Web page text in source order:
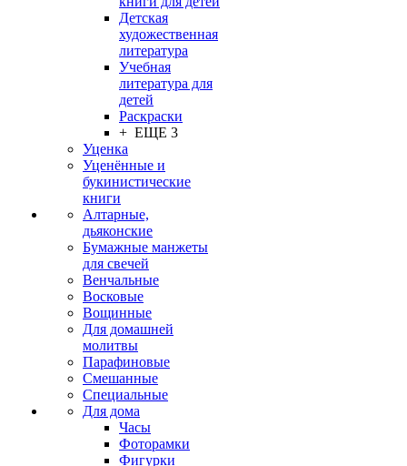
Детская
художественная
литература
Учебная
литература для
детей
Раскраски
+ ЕЩЕ 3
Уценка
Уценённые и
букинистические
книги
Алтарные,
дьяконские
Бумажные манжеты
для свечей
Венчальные
Восковые
Вощинные
Для домашней
молитвы
Парафиновые
Смешанные
Специальные
Для дома
Часы
Фоторамки
Фигурки